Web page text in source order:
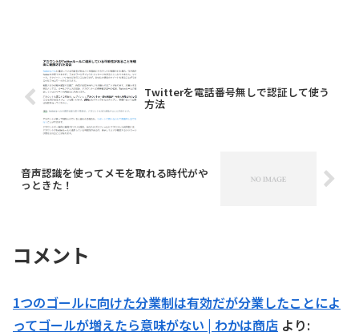
Twitterを電話番号無しで認証して使う
方法
音声認識を使ってメモを取れる時代がや
っときた！
コメント
1つのゴールに向けた分業制は有効だが分業したことによ
ってゴールが増えたら意味がない | わかは商店 より: